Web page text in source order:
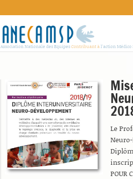
Association Nationale des EquipesContribuant àl'action Médico
Le
POUR